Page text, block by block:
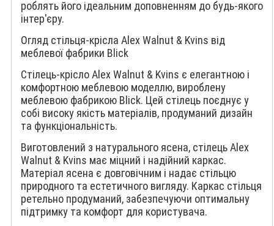
роблять його ідеальним доповненням до будь-якого
інтер'єру.
Огляд стільця-крісла Alex Walnut & Kvins від
меблевої фабрики Blick
Стілець-крісло Alex Walnut & Kvins є елегантною і
комфортною меблевою моделлю, вироблену
меблевою фабрикою Blick. Цей стілець поєднує у
собі високу якість матеріалів, продуманий дизайн
та функціональність.
Виготовлений з натурального ясена, стілець Alex
Walnut & Kvins має міцний і надійний каркас.
Матеріал ясена є довговічним і надає стільцю
природного та естетичного вигляду. Каркас стільця
ретельно продуманий, забезпечуючи оптимальну
підтримку та комфорт для користувача.